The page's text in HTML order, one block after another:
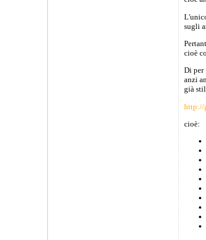
sugli
cioè
Di per
anzi
già
http://
cioè: